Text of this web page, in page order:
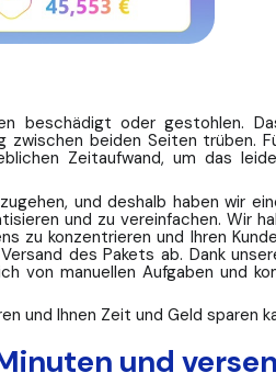
beschädigt oder gestohlen.
zwischen beiden Seiten trüben.
Zeitaufwand, um das
und deshalb haben wir
und zu vereinfachen. Wir
zu konzentrieren und Ihren
des Pakets ab. Dank
von manuellen Aufgaben und
und Ihnen Zeit und Geld sparen
und